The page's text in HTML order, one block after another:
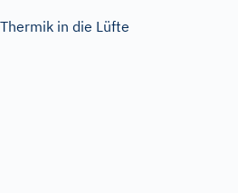
in die Lüfte